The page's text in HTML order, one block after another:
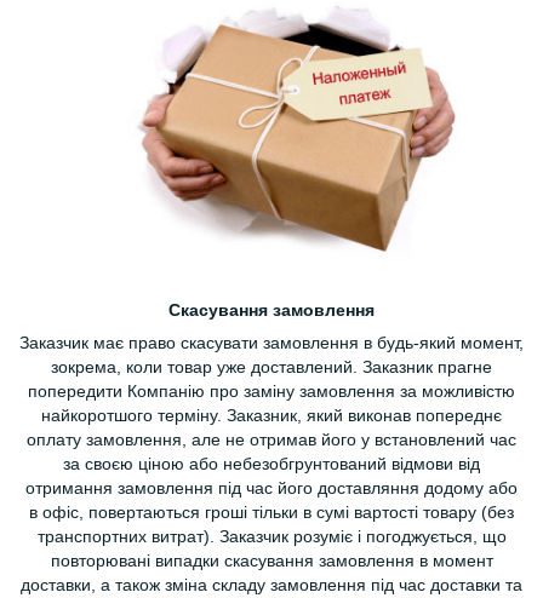
Скасування замовлення
Заказчик має право скасувати замовлення в будь-який момент,
зокрема, коли товар уже доставлений. Заказник прагне
попередити Компанію про заміну замовлення за можливістю
найкоротшого терміну. Заказник, який виконав попереднє
оплату замовлення, але не отримав його у встановлений час
за своєю ціною або небезобгрунтований відмови від
отримання замовлення під час його доставляння додому або
в офіс, повертаються гроші тільки в сумі вартості товару (без
транспортних витрат). Заказчик розуміє і погоджується, що
повторювані випадки скасування замовлення в момент
доставки, а також зміна складу замовлення під час доставки та